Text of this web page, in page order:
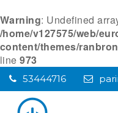
Warning: Undefined
/home/v127575/web/
content/themes/
line973
53444716